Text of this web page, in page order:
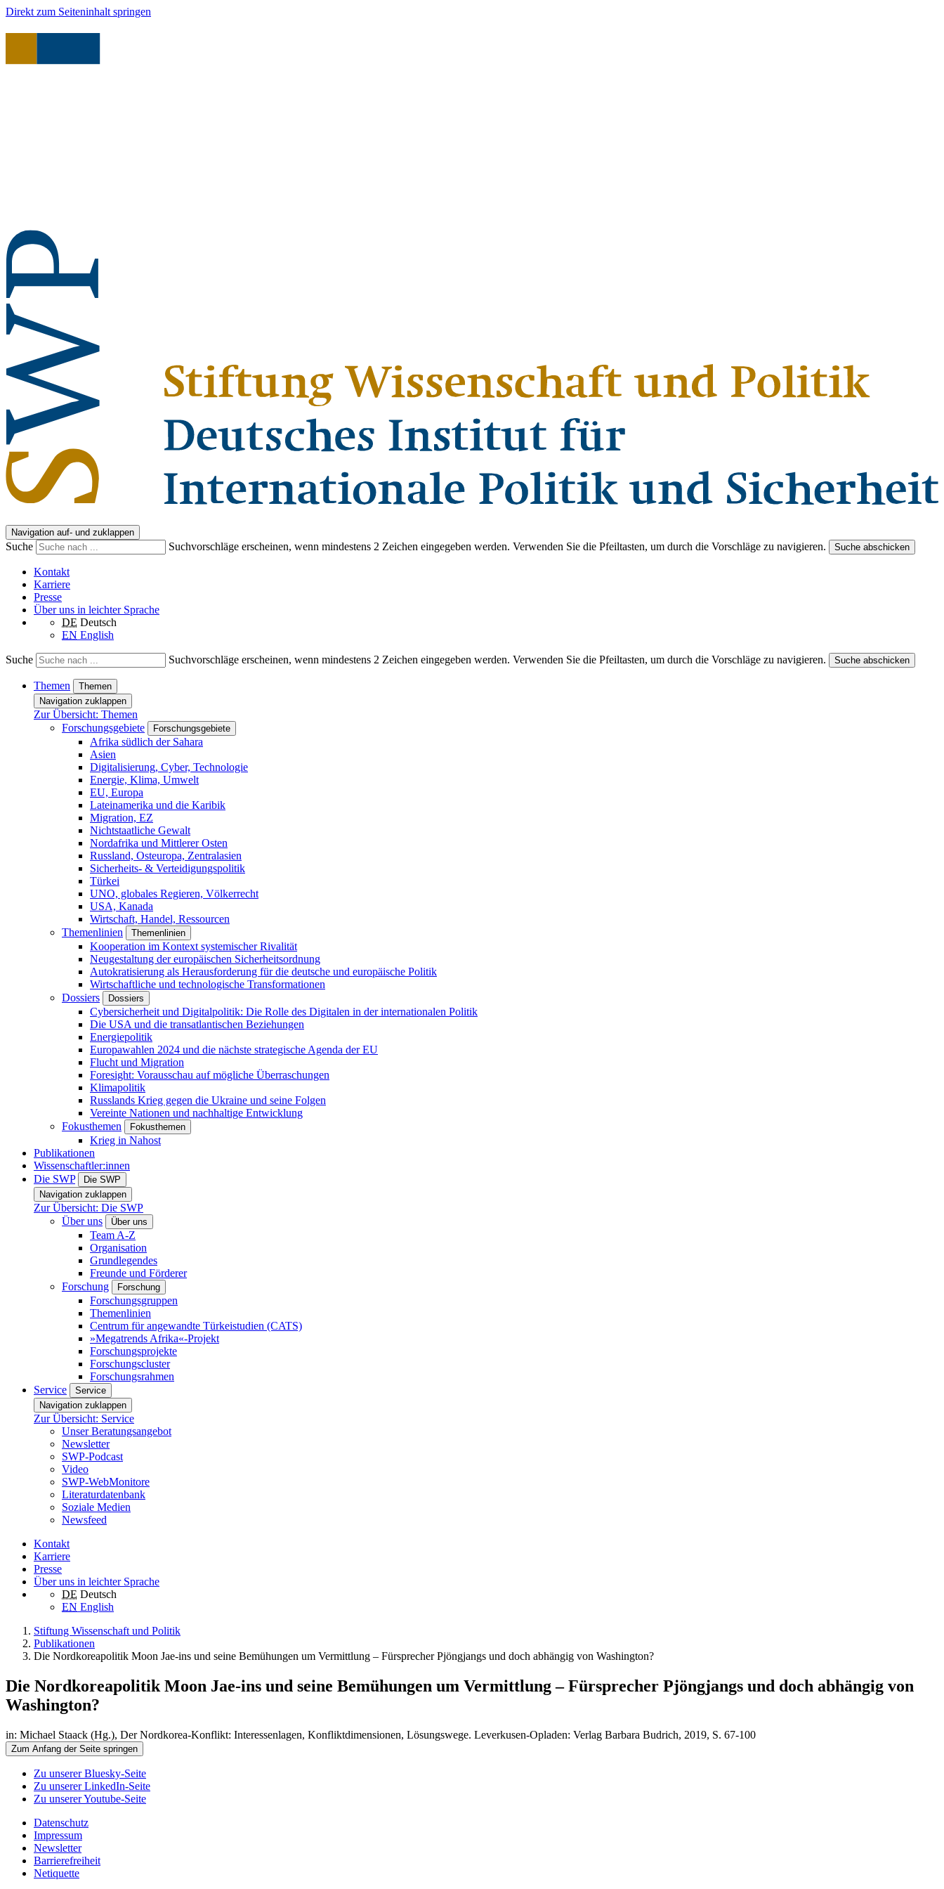
Direkt zum Seiteninhalt springen
Navigation auf- und zuklappen
Suche Suchvorschläge erscheinen, wenn mindestens 2 Zeichen eingegeben werden. Verwenden Sie die Pfeiltasten, um durch die Vorschläge zu navigieren. Suche abschicken
Kontakt
Karriere
Presse
Über uns in leichter Sprache
DE Deutsch
EN English
Suche Suchvorschläge erscheinen, wenn mindestens 2 Zeichen eingegeben werden. Verwenden Sie die Pfeiltasten, um durch die Vorschläge zu navigieren. Suche abschicken
Themen
Themen
Navigation zuklappen
Zur Übersicht: Themen
Forschungsgebiete
Forschungsgebiete
Afrika südlich der Sahara
Asien
Digitalisierung, Cyber, Technologie
Energie, Klima, Umwelt
EU, Europa
Lateinamerika und die Karibik
Migration, EZ
Nichtstaatliche Gewalt
Nordafrika und Mittlerer Osten
Russland, Osteuropa, Zentralasien
Sicherheits- & Verteidigungspolitik
Türkei
UNO, globales Regieren, Völkerrecht
USA, Kanada
Wirtschaft, Handel, Ressourcen
Themenlinien
Themenlinien
Kooperation im Kontext systemischer Rivalität
Neugestaltung der europäischen Sicherheitsordnung
Autokratisierung als Herausforderung für die deutsche und europäische Politik
Wirtschaftliche und technologische Transformationen
Dossiers
Dossiers
Cybersicherheit und Digitalpolitik: Die Rolle des Digitalen in der internationalen Politik
Die USA und die transatlantischen Beziehungen
Energiepolitik
Europawahlen 2024 und die nächste strategische Agenda der EU
Flucht und Migration
Foresight: Vorausschau auf mögliche Überraschungen
Klimapolitik
Russlands Krieg gegen die Ukraine und seine Folgen
Vereinte Nationen und nachhaltige Entwicklung
Fokusthemen
Fokusthemen
Krieg in Nahost
Publikationen
Wissenschaftler:innen
Die SWP
Die SWP
Navigation zuklappen
Zur Übersicht: Die SWP
Über uns
Über uns
Team A-Z
Organisation
Grundlegendes
Freunde und Förderer
Forschung
Forschung
Forschungsgruppen
Themenlinien
Centrum für angewandte Türkeistudien (CATS)
»Megatrends Afrika«-Projekt
Forschungsprojekte
Forschungscluster
Forschungsrahmen
Service
Service
Navigation zuklappen
Zur Übersicht: Service
Unser Beratungsangebot
Newsletter
SWP-Podcast
Video
SWP-WebMonitore
Literaturdatenbank
Soziale Medien
Newsfeed
Kontakt
Karriere
Presse
Über uns in leichter Sprache
DE Deutsch
EN English
Stiftung Wissenschaft und Politik
Publikationen
Die Nordkoreapolitik Moon Jae-ins und seine Bemühungen um Vermittlung – Fürsprecher Pjöngjangs und doch abhängig von Washington?
Die Nordkoreapolitik Moon Jae-ins und seine Bemühungen um Vermittlung – Fürsprecher Pjöngjangs und doch abhängig von
Washington?
in: Michael Staack (Hg.), Der Nordkorea-Konflikt: Interessenlagen, Konfliktdimensionen, Lösungswege. Leverkusen-Opladen: Verlag Barbara Budrich, 2019, S. 67-100
Zum Anfang der Seite springen
Zu unserer Bluesky-Seite
Zu unserer LinkedIn-Seite
Zu unserer Youtube-Seite
Datenschutz
Impressum
Newsletter
Barrierefreiheit
Netiquette